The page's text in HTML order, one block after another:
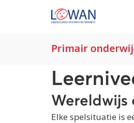
Primair
Wereldwijs
Elke spelsituatie is